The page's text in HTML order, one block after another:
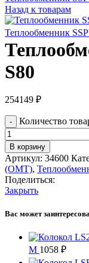
Назад к товарам
Теплообменник
S80
254149 ₽
Количество
В корзину
Артикул: 34600
(OMT),
Поделиться:
Закрыть
Вас может
M 1058 ₽